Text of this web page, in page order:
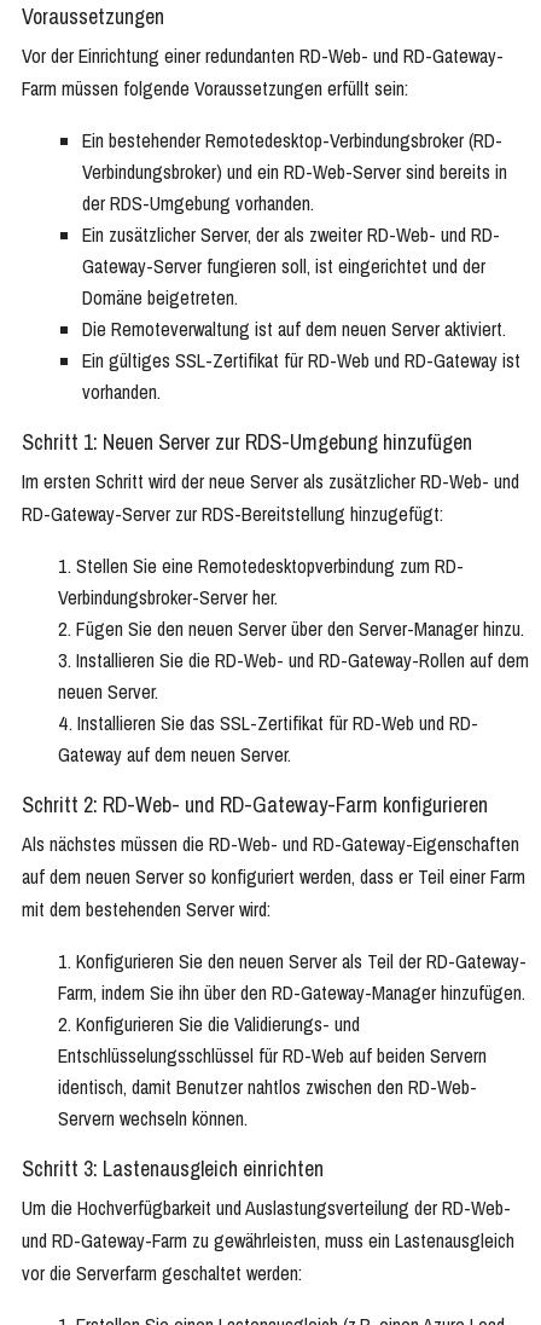
Voraussetzungen
Vor der Einrichtung einer redundanten RD-Web- und RD-Gateway-
Farm müssen folgende Voraussetzungen erfüllt sein:
Ein bestehender Remotedesktop-Verbindungsbroker (RD-
Verbindungsbroker) und ein RD-Web-Server sind bereits in
der RDS-Umgebung vorhanden.
Ein zusätzlicher Server, der als zweiter RD-Web- und RD-
Gateway-Server fungieren soll, ist eingerichtet und der
Domäne beigetreten.
Die Remoteverwaltung ist auf dem neuen Server aktiviert.
Ein gültiges SSL-Zertifikat für RD-Web und RD-Gateway ist
vorhanden.
Schritt 1: Neuen Server zur RDS-Umgebung hinzufügen
Im ersten Schritt wird der neue Server als zusätzlicher RD-Web- und
RD-Gateway-Server zur RDS-Bereitstellung hinzugefügt:
Stellen Sie eine Remotedesktopverbindung zum RD-
Verbindungsbroker-Server her.
Fügen Sie den neuen Server über den Server-Manager hinzu.
Installieren Sie die RD-Web- und RD-Gateway-Rollen auf dem
neuen Server.
Installieren Sie das SSL-Zertifikat für RD-Web und RD-
Gateway auf dem neuen Server.
Schritt 2: RD-Web- und RD-Gateway-Farm konfigurieren
Als nächstes müssen die RD-Web- und RD-Gateway-Eigenschaften
auf dem neuen Server so konfiguriert werden, dass er Teil einer Farm
mit dem bestehenden Server wird:
Konfigurieren Sie den neuen Server als Teil der RD-Gateway-
Farm, indem Sie ihn über den RD-Gateway-Manager hinzufügen.
Konfigurieren Sie die Validierungs- und
Entschlüsselungsschlüssel für RD-Web auf beiden Servern
identisch, damit Benutzer nahtlos zwischen den RD-Web-
Servern wechseln können.
Schritt 3: Lastenausgleich einrichten
Um die Hochverfügbarkeit und Auslastungsverteilung der RD-Web-
und RD-Gateway-Farm zu gewährleisten, muss ein Lastenausgleich
vor die Serverfarm geschaltet werden: